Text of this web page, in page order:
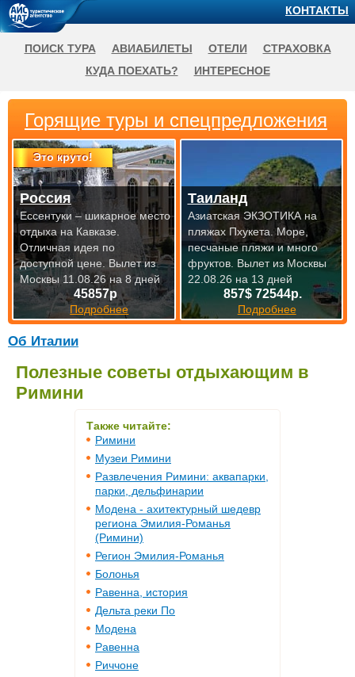
Об Италии
Полезные советы отдыхающим в
Римини
Также читайте:
Римини
Музеи Римини
Развлечения Римини: аквапарки,
парки, дельфинарии
Модена - ахитектурный шедевр
региона Эмилия-Романья
(Римини)
Регион Эмилия-Романья
Болонья
Равенна, история
Дельта реки По
Модена
Равенна
Риччоне
Горящие туры и спецпредложения
Это круто!
45857р
Подробнее
Россия
Ессентуки – шикарное место
отдыха на Кавказе.
Отличная идея по
доступной цене. Вылет из
Москвы 11.08.26 на 8 дней
857$ 72544р.
Подробнее
Таиланд
Азиатская ЭКЗОТИКА на
пляжах Пхукета. Море,
песчаные пляжи и много
фруктов. Вылет из Москвы
22.08.26 на 13 дней
КОНТАКТЫ
ПОИСК ТУРА АВИАБИЛЕТЫ ОТЕЛИ
СТРАХОВКА
КУДА ПОЕХАТЬ?
ИНТЕРЕСНОЕ